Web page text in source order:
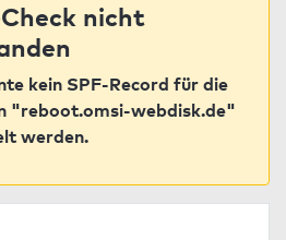
nicht
kein SPF-Record für die
"reboot.omsi-webdisk.de"
werden.